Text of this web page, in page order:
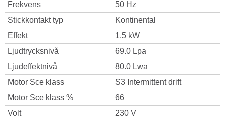
Frekvens
50 Hz
Stickkontakt typ
Kontinental
Effekt
1.5 kW
Ljudtrycksnivå
69.0 Lpa
Ljudeffektnivå
80.0 Lwa
Motor Sce klass
S3 Intermittent drift
Motor Sce klass %
66
Volt
230 V